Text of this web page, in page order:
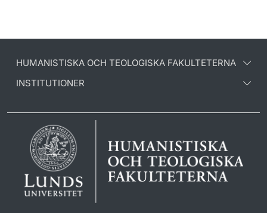
HUMANISTISKA OCH TEOLOGISKA FAKULTETERNA
INSTITUTIONER